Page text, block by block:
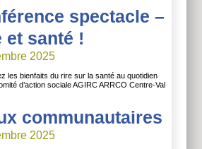
spectacle –
et santé !
2025
les bienfaits du rire sur la santé au quotidien
d’action sociale AGIRC ARRCO Centre-Val
communautaires
2025